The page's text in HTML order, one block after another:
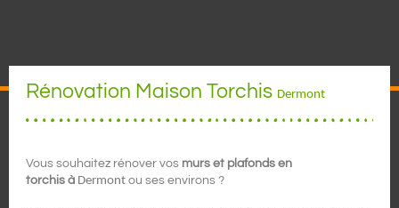
Rénovation Maison Torchis Dermont
Vous souhaitez rénover vos murs et plafonds en
torchis à Dermont ou ses environs ?